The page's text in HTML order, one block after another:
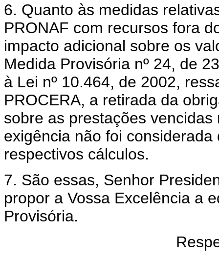
6. Quanto às medidas
PRONAF com recursos fora
impacto adicional sobre os
Medida Provisória nº 24, de
à Lei nº 10.464, de 2002,
PROCERA, a retirada da
sobre as prestações
exigência não foi
respectivos cálculos.
7. São essas, Senhor
propor a Vossa Excelência a
Provisória.